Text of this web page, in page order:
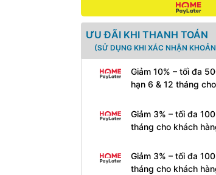
ƯU ĐÃI KHI THANH TOÁN
(SỬ DỤNG KHI XÁC NHẬN
Giảm 10% – tối đa
hạn 6 & 12 tháng
Giảm 3% – tối đa
tháng cho khách
Giảm 3% – tối đa
tháng cho khách